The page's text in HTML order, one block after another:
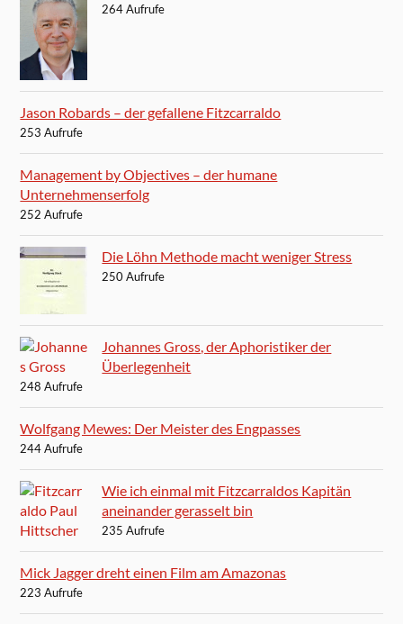
264 Aufrufe
Jason Robards – der gefallene Fitzcarraldo
253 Aufrufe
Management by Objectives – der humane
Unternehmenserfolg
252 Aufrufe
Die Löhn Methode macht weniger Stress
250 Aufrufe
Johannes Gross, der Aphoristiker der
Überlegenheit
248 Aufrufe
Wolfgang Mewes: Der Meister des Engpasses
244 Aufrufe
Wie ich einmal mit Fitzcarraldos Kapitän
aneinander gerasselt bin
235 Aufrufe
Mick Jagger dreht einen Film am Amazonas
223 Aufrufe